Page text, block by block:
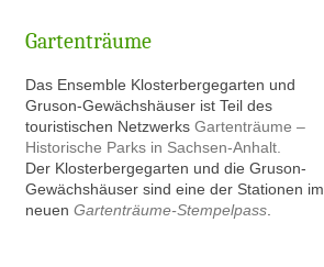
Gartenträume
Das Ensemble Klosterbergegarten und
Gruson-Gewächshäuser ist Teil des
touristischen NetzwerksGartenträume –
Historische Parks in Sachsen-Anhalt.
Der Klosterbergegarten und die Gruson-
Gewächshäuser sind eine der Stationen im
neuenGartenträume-Stempelpass.